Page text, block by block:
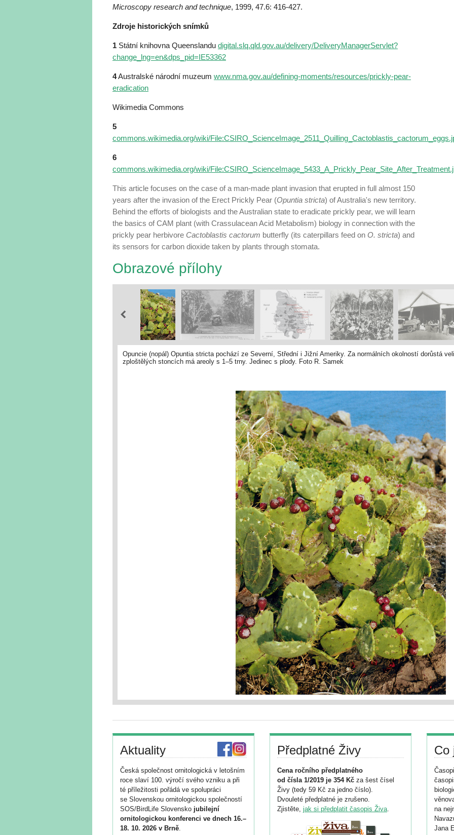
Microscopy research and technique, 1999, 47.6: 416-427.
Zdroje historických snímků
1 Státní knihovna Queenslandu digital.slq.qld.gov.au/delivery/DeliveryManagerServlet?
change_lng=en&dps_pid=IE53362
4Australské národní muzeum www.nma.gov.au/defining-moments/resources/prickly-pear-
eradication
Wikimedia Commons
5
commons.wikimedia.org/wiki/
6
commons.wikimedia.org/wiki/
This article focuses on the case of a man-made plant invasion that erupted in full almost 150
years after the invasion of the Erect Prickly Pear (Opuntia stricta) of Australia's new territory.
Behind the efforts of biologists and the Australian state to eradi­cate prickly pear, we will learn
the basics of CAM plant (with Crassulacean Acid Me­tabolism) biology in connection with the
prickly pear herbivore Cactoblastis cactorum butterfly (its caterpillars feed on O. stricta) and
its sensors for carbon dioxide taken by plants through stomata.
Obrazové přílohy
Opuncie (nopál) Opuntia stricta pochází ze Severní, Střední i Jižní Ameriky. Za normálních okolností dorůstá
zploštělých stoncích má areoly s 1–5 trny. Jedinec s plody. Foto R. Samek
Aktuality
Česká společnost ornitologická v letošním
roce slaví 100. výročí svého vzniku a při
té příležitosti pořádá ve spolupráci
se Slovenskou ornitologickou společností
SOS/BirdLife Slovensko jubilejní
ornitologickou konferenci ve dnech 16.–
18. 10. 2026 v Brně.
Předplatné Živy
Cena ročního předplatného
od čísla 1/2019 je 354 Kč za šest čísel
Živy (tedy 59 Kč za jedno číslo).
Dvouleté předplatné je zrušeno.
Zjistěte, jak si předplatit časopis Živa.
Co
na
Jana